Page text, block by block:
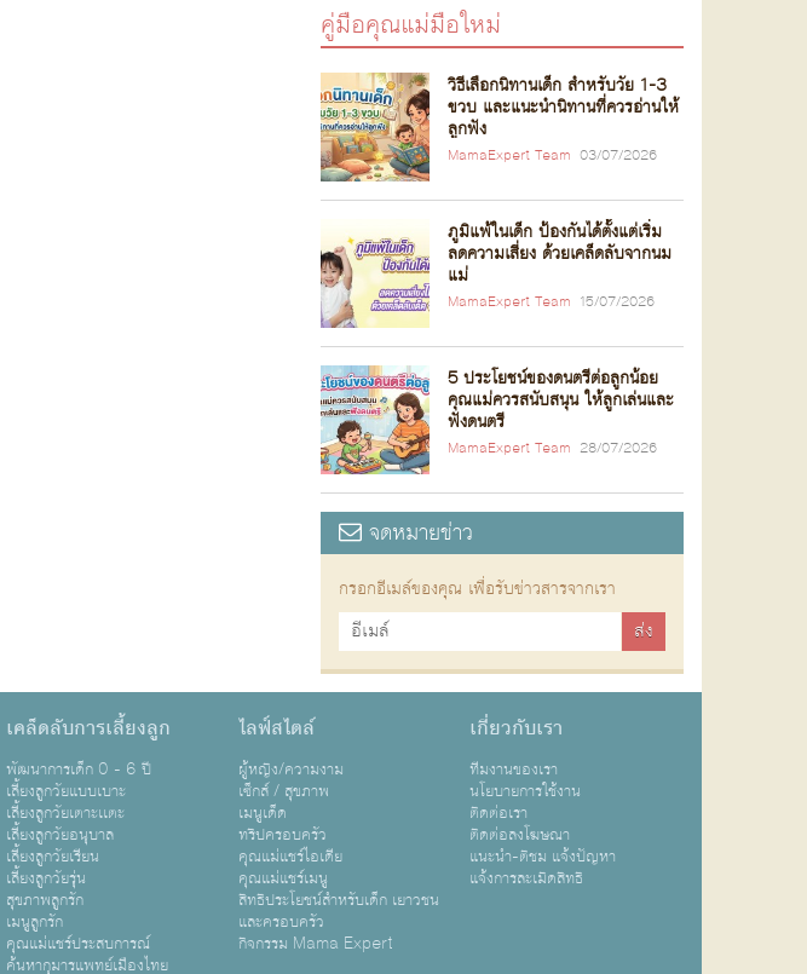
คู่มือคุณแม่มือใหม่
วิธีเลือกนิทานเด็ก สำหรับวัย 1-3
ขวบ และแนะนำนิทานที่ควรอ่านให้
ลูกฟัง
MamaExpert Team 03/07/2026
ภูมิแพ้ในเด็ก ป้องกันได้ตั้งแต่เริ่ม
ลดความเสี่ยง ด้วยเคล็ดลับจากนม
แม่
MamaExpert Team 15/07/2026
5 ประโยชน์ของดนตรีต่อลูกน้อย
คุณแม่ควรสนับสนุน ให้ลูกเล่นและ
ฟังดนตรี
MamaExpert Team 28/07/2026
จดหมายข่าว
กรอกอีเมล์ของคุณ เพื่อรับข่าวสารจากเรา
เคล็ดลับการเลี้ยงลูก
พัฒนาการเด็ก 0 - 6 ปี
เลี้ยงลูกวัยแบบเบาะ
เลี้ยงลูกวัยเตาะเเตะ
เลี้ยงลูกวัยอนุบาล
เลี้ยงลูกวัยเรียน
เลี้ยงลูกวัยรุ่น
สุขภาพลูกรัก
เมนูลูกรัก
คุณแม่แชร์ประสบการณ์
ค้นหากุมารแพทย์เมืองไทย
ไลฟ์สไตล์
ผู้หญิง/ความงาม
เซ็กส์ / สุขภาพ
เมนูเด็ด
ทริปครอบครัว
คุณแม่แชร์ไอเดีย
คุณแม่แชร์เมนู
สิทธิประโยชน์สำหรับเด็ก เยาวชน
และครอบครัว
กิจกรรม Mama Expert
เกี่ยวกับเรา
ทีมงานของเรา
นโยบายการใช้งาน
ติดต่อเรา
ติดต่อลงโฆษณา
แนะนำ-ติชม แจ้งปัญหา
แจ้งการละเมิดสิทธิ